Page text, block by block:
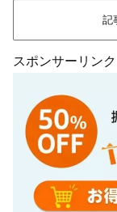
記
スポンサーリン